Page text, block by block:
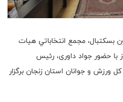
بسكتبال، مجمع انتخاباتي هیات
با حضور جواد داوری، رئیس
ورزش و جوانان استان زنجان برگزار